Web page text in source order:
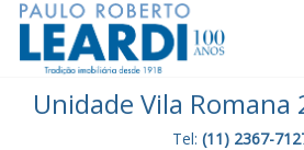
Unidade Vila Romana
Tel: (11) 2367-